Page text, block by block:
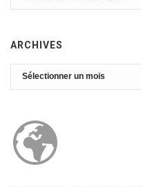
ARCHIVES
Archives